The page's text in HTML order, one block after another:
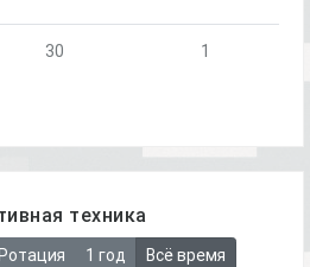
30 1
техника
1 год Всё время